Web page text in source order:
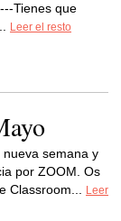
Tienes que
Leer el resto
nueva semana y
por ZOOM. Os
Classroom...
Leer